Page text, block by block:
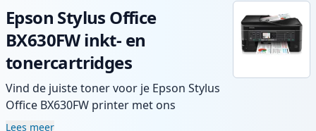
Epson Stylus Office
BX630FW inkt- en
tonercartridges
Vind de juiste toner voor je Epson Stylus
Office BX630FW printer met ons
assortiment compatibele en high-yield
Lees meer